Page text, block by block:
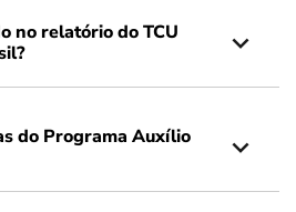
no relatório do TCU
do Programa Auxílio